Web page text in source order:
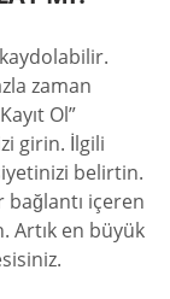
zaman
Ol”
girin. İlgili
belirtin.
bağlantı içeren
Artık en büyük